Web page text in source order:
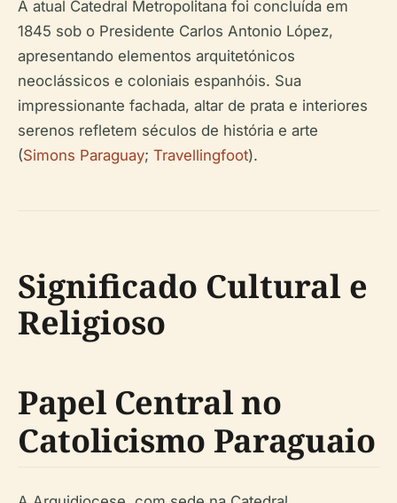
A atual Catedral Metropolitana foi concluída em
1845 sob o Presidente Carlos Antonio López,
apresentando elementos arquitetónicos
neoclássicos e coloniais espanhóis. Sua
impressionante fachada, altar de prata e interiores
serenos refletem séculos de história e arte
(Simons Paraguay; Travellingfoot).
Significado Cultural e
Religioso
Papel Central no
Catolicismo Paraguaio